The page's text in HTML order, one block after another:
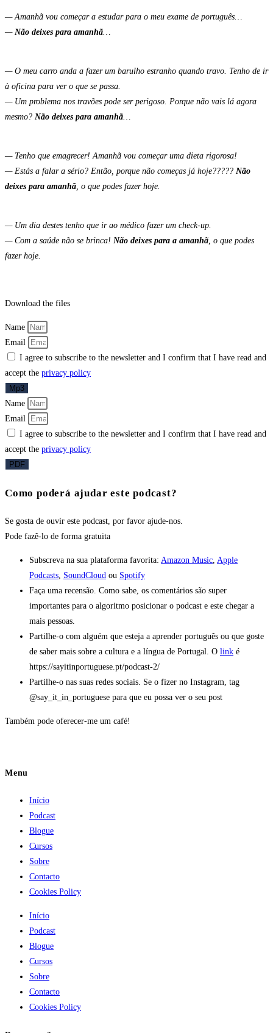
— Amanhã vou começar a estudar para o meu exame de português…
— Não deixes para amanhã…
— O meu carro anda a fazer um barulho estranho quando travo. Tenho de ir
à oficina para ver o que se passa.
— Um problema nos travões pode ser perigoso. Porque não vais lá agora
mesmo? Não deixes para amanhã…
— Tenho que emagrecer! Amanhã vou começar uma dieta rigorosa!
— Estás a falar a sério? Então, porque não começas já hoje????? Não
deixes para amanhã, o que podes fazer hoje.
— Um dia destes tenho que ir ao médico fazer um check-up.
— Com a saúde não se brinca! Não deixes para a amanhã, o que podes
fazer hoje.
Download the files
Name
Email
I agree to subscribe to the newsletter and I confirm that I have read and
accept the privacy policy
Mp3
Name
Email
I agree to subscribe to the newsletter and I confirm that I have read and
accept the privacy policy
PDF
Como poderá ajudar este podcast?
Se gosta de ouvir este podcast, por favor ajude-nos.
Pode fazê-lo de forma gratuita
Subscreva na sua plataforma favorita: Amazon Music, Apple
Podcasts, SoundCloud ou Spotify
Faça uma recensão. Como sabe, os comentários são super
importantes para o algoritmo posicionar o podcast e este chegar a
mais pessoas.
Partilhe-o com alguém que esteja a aprender português ou que goste
de saber mais sobre a cultura e a língua de Portugal. O link é
https://sayitinportuguese.pt/podcast-2/
Partilhe-o nas suas redes sociais. Se o fizer no Instagram, tag
@say_it_in_portuguese para que eu possa ver o seu post
Também pode oferecer-me um café!
Menu
Início
Podcast
Blogue
Cursos
Sobre
Contacto
Cookies Policy
Início
Podcast
Blogue
Cursos
Sobre
Contacto
Cookies Policy